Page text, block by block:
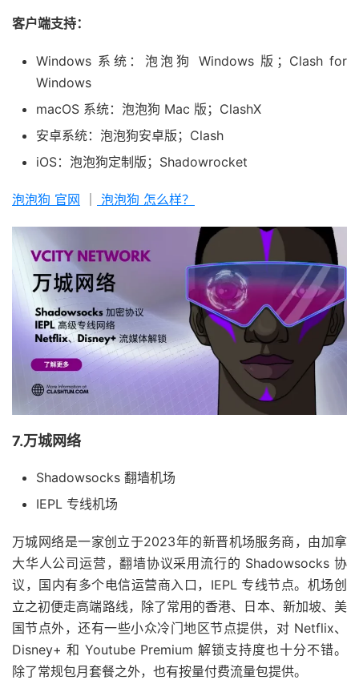
客户端支持：
Windows 系统：泡泡狗 Windows 版；Clash for
Windows
macOS 系统：泡泡狗 Mac 版；ClashX
安卓系统：泡泡狗安卓版；Clash
iOS：泡泡狗定制版；Shadowrocket
泡泡狗 官网 泡泡狗 怎么样？
7.万城网络
Shadowsocks 翻墙机场
IEPL 专线机场
万城网络是一家创立于2023年的新晋机场服务商，由加拿
大华人公司运营，翻墙协议采用流行的 Shadowsocks 协
议，国内有多个电信运营商入口，IEPL 专线节点。机场创
立之初便走高端路线，除了常用的香港、日本、新加坡、美
国节点外，还有一些小众冷门地区节点提供，对 Netflix、
Disney+ 和 Youtube Premium 解锁支持度也十分不错。
除了常规包月套餐之外，也有按量付费流量包提供。